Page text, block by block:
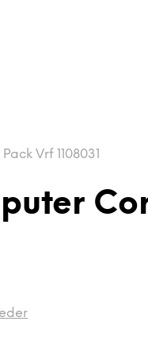
Vrf 1108031